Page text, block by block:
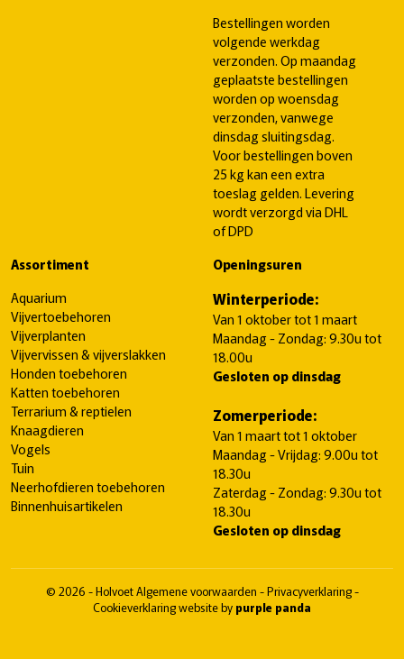
Bestellingen worden
volgende werkdag
verzonden. Op maandag
geplaatste bestellingen
worden op woensdag
verzonden, vanwege
dinsdag sluitingsdag.
Voor bestellingen boven
25 kg kan een extra
toeslag gelden. Levering
wordt verzorgd via DHL
of DPD
Assortiment
Aquarium
Vijvertoebehoren
Vijverplanten
Vijvervissen & vijverslakken
Honden toebehoren
Katten toebehoren
Terrarium & reptielen
Knaagdieren
Vogels
Tuin
Neerhofdieren toebehoren
Binnenhuisartikelen
Openingsuren
Winterperiode:
Van 1 oktober tot 1 maart
Maandag - Zondag: 9.30u tot
18.00u
Gesloten op dinsdag
Zomerperiode:
Van 1 maart tot 1 oktober
Maandag - Vrijdag: 9.00u tot
18.30u
Zaterdag - Zondag: 9.30u tot
18.30u
Gesloten op dinsdag
© 2026 - HolvoetAlgemene voorwaarden -Privacyverklaring-
Cookieverklaringwebsite by purple panda